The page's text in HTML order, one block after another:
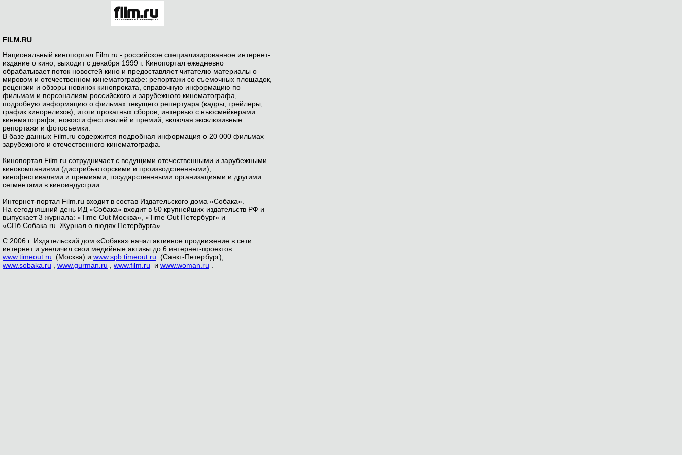
FILM.RU
Национальный кинопортал Film.ru - российское специализированное интернет-
издание о кино, выходит с декабря 1999 г. Кинопортал ежедневно
обрабатывает поток новостей кино и предоставляет читателю материалы о
мировом и отечественном кинематографе: репортажи со съемочных площадок,
рецензии и обзоры новинок кинопроката, справочную информацию по
фильмам и персоналиям российского и зарубежного кинематографа,
подробную информацию о фильмах текущего репертуара (кадры, трейлеры,
график кинорелизов), итоги прокатных сборов, интервью с ньюсмейкерами
кинематографа, новости фестивалей и премий, включая эксклюзивные
репортажи и фотосъемки.
В базе данных Film.ru содержится подробная информация о 20 000 фильмах
зарубежного и отечественного кинематографа.
Кинопортал Film.ru сотрудничает с ведущими отечественными и зарубежными
кинокомпаниями (дистрибьюторскими и производственными),
кинофестивалями и премиями, государственными организациями и другими
сегментами в киноиндустрии.
Интернет-портал Film.ru входит в состав Издательского дома «Собака».
На сегодняшний день ИД «Собака» входит в 50 крупнейших издательств РФ и
выпускает 3 журнала: «Time Out Москва», «Time Out Петербург» и
«СПб.Собака.ru. Журнал о людях Петербурга».
С 2006 г. Издательский дом «Собака» начал активное продвижение в сети
интернет и увеличил свои медийные активы до 6 интернет-проектов:
www.timeout.ru (Москва) и www.spb.timeout.ru (Санкт-Петербург),
www.sobaka.ru
www.gurman.ru www.film.ru и www.woman.ru